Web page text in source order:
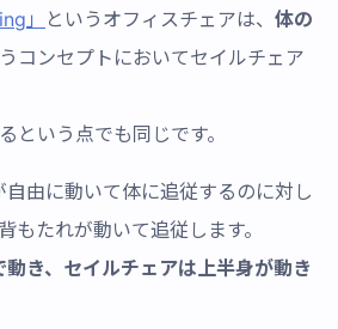
ing」 というオフィスチェアは、 体の
コンセプトにおいてセイルチェア
という点でも同じです。
由に動いて体に追従するのに対し
もたれが動いて追従します。
き、セイルチェアは上半身が動き